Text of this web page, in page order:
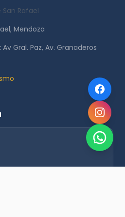
Rafael
Mendoza
Av Gral. Paz, Av. Granaderos